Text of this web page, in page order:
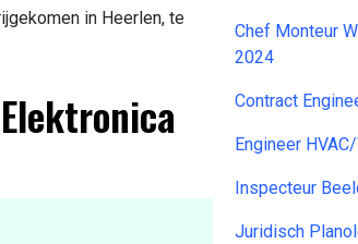
in Heerlen, te
Chef Monteur
2024
Contract
Engineer
Inspecteur
Juridisch